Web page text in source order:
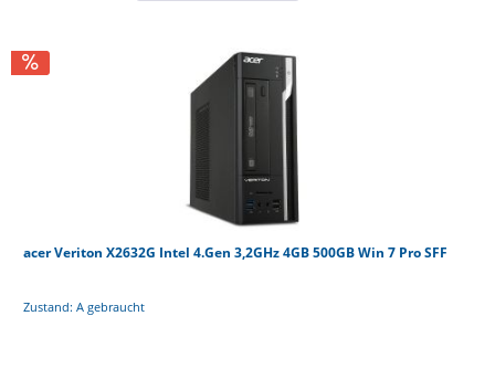
acer Veriton X2632G Intel 4.Gen 3,2GHz 4GB 500GB Win 7 Pro SFF
Zustand: A gebraucht